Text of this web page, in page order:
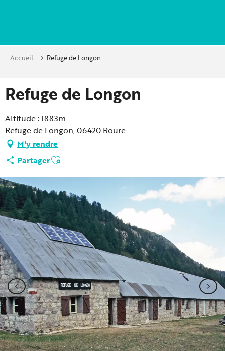
principal
Accueil Refuge de Longon
Refuge de Longon
Altitude : 1883m
Refuge de Longon, 06420 Roure
M'y rendre
PartagerAjouter aux favoris